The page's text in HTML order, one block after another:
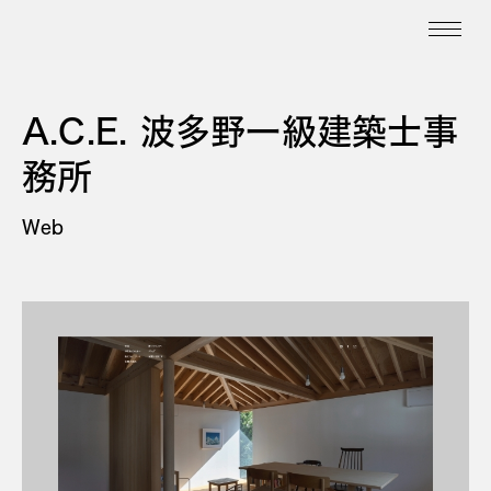
A.C.E. 波多野一級建築士事
務所
Web